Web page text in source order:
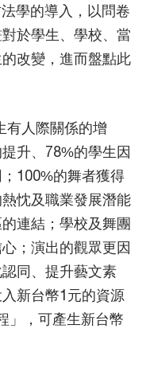
學的導入，以問卷
於學生、學校、當
改變，進而盤點此
有人際關係的增
升、78%的學生因
100%的舞者獲得
忱及職業發展潛能
連結；學校及舞團
；演出的觀眾更因
同、提升藝文素
新台幣1元的資源
」，可產生新台幣